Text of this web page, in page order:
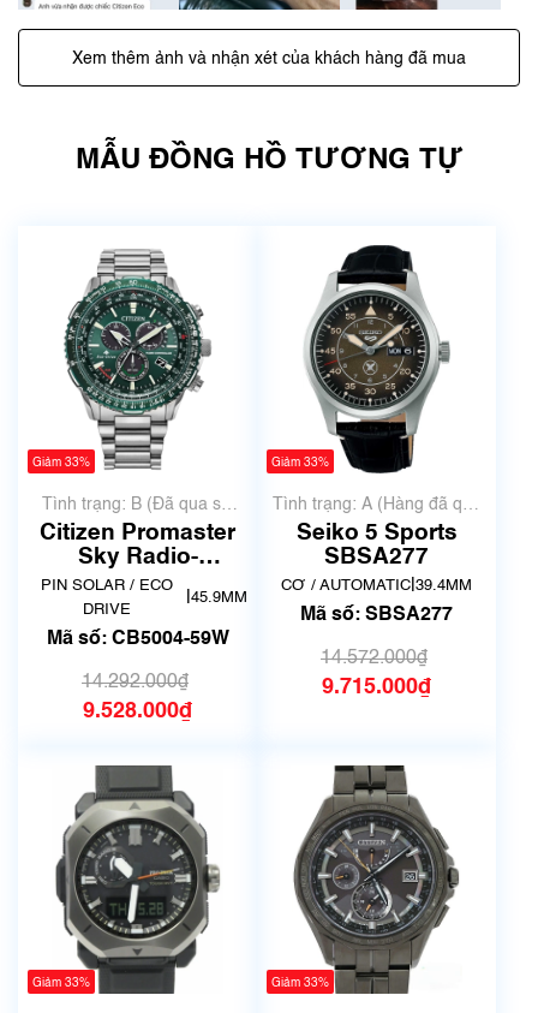
Xem thêm ảnh và nhận xét của khách hàng đã mua
MẪU ĐỒNG HỒ TƯƠNG TỰ
Giảm 33%
Tình trạng: B (Đã qua sử
dụng, hàng đẹp, có chút
xước dăm)
Citizen Promaster
Sky Radio-
Controlled CB5004-
59W
PIN SOLAR / ECO
DRIVE
45.9MM
Mã số: CB5004-59W
14.292.000₫
9.528.000₫
Giảm 33%
Tình trạng: A (Hàng đã qua
sử dụng nhưng rất đẹp,
không có xước)
Seiko 5 Sports
SBSA277
CƠ / AUTOMATIC 39.4MM
Mã số: SBSA277
14.572.000₫
9.715.000₫
Giảm 33% Giảm 33%